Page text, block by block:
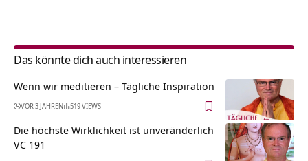
Das könnte dich auch interessieren
Wenn wir meditieren – Tägliche Inspiration
VOR 3 JAHREN 519 VIEWS
Die höchste Wirklichkeit ist unveränderlich
VC 191